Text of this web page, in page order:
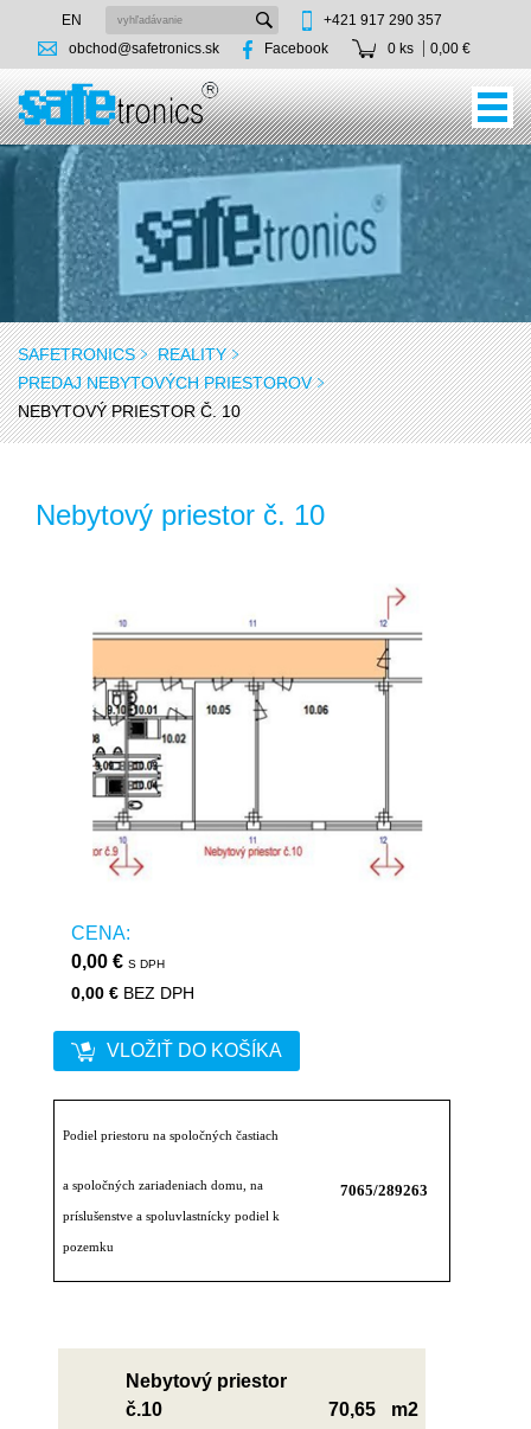
EN
+421 917 290 357
obchod@safetronics.sk
Facebook 0 ks 0,00 €
SAFETRONICS
REALITY
PREDAJ NEBYTOVÝCH PRIESTOROV
NEBYTOVÝ PRIESTOR Č. 10
Nebytový priestor č. 10
CENA:
0,00 € S DPH
0,00 € BEZ DPH
VLOŽIŤ DO KOŠÍKA
Podiel priestoru na spoločných častiach
a spoločných zariadeniach domu, na
príslušenstve a spoluvlastnícky podiel k
pozemku
7065/289263
Nebytový priestor
č.10
70,65 m2